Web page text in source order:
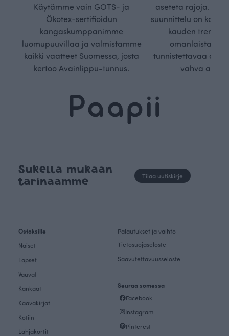
Käytämme vain GOTS- ja
Ökotex-sertifioidun
kangaskumppanimme
luomupuuvillaa ja valmistamme
kaikki vaatteet Suomessa, josta
kertoo Avainlippu-tunnus.
aseteta rajoja.
suunnittelu on
kauden
omanlaista,
tunnistettavaa
vahva
Sukella mukaan
tarinaamme
Tilaa uutiskirje
Ostoksille
Naiset
Lapset
Vauvat
Kankaat
Kaavakirjat
Kotiin
Lahjakortit
Palautukset ja vaihto
Tietosuojaseloste
Saavutettavuusseloste
Seuraa somessa
Facebook
Instagram
Pinterest